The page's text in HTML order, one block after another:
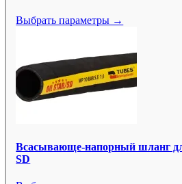
Выбрать параметры →
Всасывающе-напорный шланг
SD